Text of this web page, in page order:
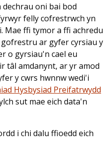
oni bai bod
felly cofrestrwch yn
Mae ffi tymor a ffi achredu
ar gyfer cyrsiau y
o gyrsiau'n cael eu
tâl amdanynt, ar yr amod
y cwrs hwnnw wedi'i
Hysbysiad Preifatrwydd
sut mae eich data'n
i chi dalu ffioedd eich